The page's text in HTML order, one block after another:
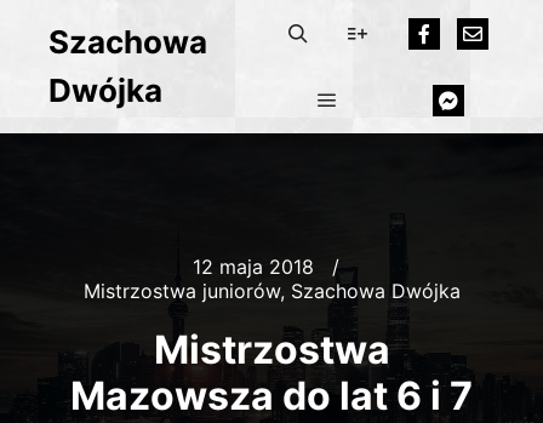
Szachowa
Dwójka
12 maja 2018
Mistrzostwa juniorów, Szachowa Dwójka
Mistrzostwa
Mazowsza do lat 6 i 7